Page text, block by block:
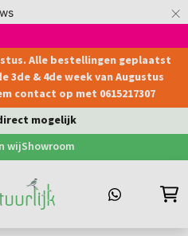
×
Alle bestellingen geplaatst
3de & 4de week van Augustus
contact op met 0615217307
wijShowroom